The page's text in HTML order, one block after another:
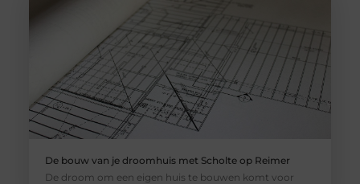
De bouw van je droomhuis met Scholte op Reimer
De droom om een eigen huis te bouwen komt voor